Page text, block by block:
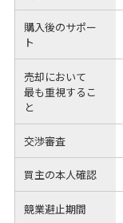
購入後のサポー
ト
売却において
最も重視するこ
と
交渉審査
買主の本人確認
競業避止期間